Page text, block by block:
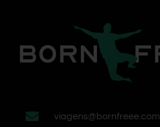
viagens@bornfreee.com